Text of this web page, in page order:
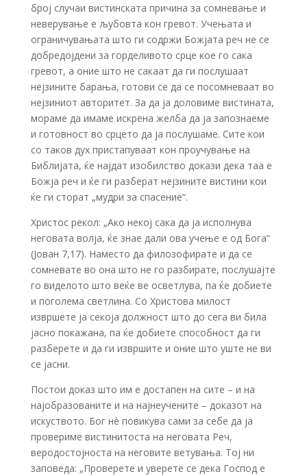
број случаи вистинската причина за сомневање и
неверување е љубовта кон гревот. Учењата и
ограничувањата што ги содржи Божјата реч не се
добредојдени за горделивото срце кое го сака
гревот, а оние што не сакаат да ги послушаат
нејзините барања, готови се да се посомневаат во
нејзиниот авторитет. За да ја доловиме вистината,
мораме да имаме искрена желба да ја запознаеме
и готовност во срцето да ја послушаме. Сите кои
со таков дух пристапуваат кон проучување на
Библијата, ќе најдат изобилство докази дека таа е
Божја реч и ќе ги разберат нејзините вистини кои
ќе ги сторат „мудри за спасение“.
Христос рекол: „Ако некој сака да ја исполнува
неговата волја, ќе знае дали ова учење е од Бога“
(Јован 7,17). Наместо да филозофирате и да се
сомневате во она што не го разбирате, послушајте
го виделото што веќе ве осветлува, па ќе добиете
и поголема светлина. Со Христова милост
извршете ја секоја должност што до сега ви била
јасно покажана, па ќе добиете способност да ги
разберете и да ги извршите и оние што уште не ви
се јасни.
Постои доказ што им е достапен на сите – и на
најобразованите и на најнеучените – доказот на
искуството. Бог нè повикува сами за себе да ја
провериме вистинитоста на неговата Реч,
веродостојноста на неговите ветувања. Тој ни
заповеда: „Проверете и уверете се дека Господ е